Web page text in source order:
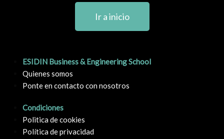
Ir a inicio
ESIDIN Business & Engineering School
Quienes somos
Ponte en contacto con nosotros
Condiciones
Politica de cookies
Política de privacidad